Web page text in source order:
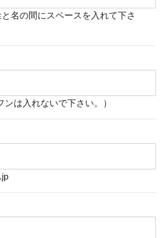
名の間にスペースを入れて下さ
は入れないで下さい。）